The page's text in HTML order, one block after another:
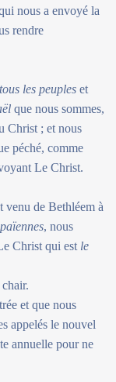
nous a envoyé la
rendre
les peuples et
que nous sommes,
Christ ; et nous
péché, comme
Le Christ.
venu de Bethléem à
, nous
Christ qui est le
et que nous
appelés le nouvel
annuelle pour ne